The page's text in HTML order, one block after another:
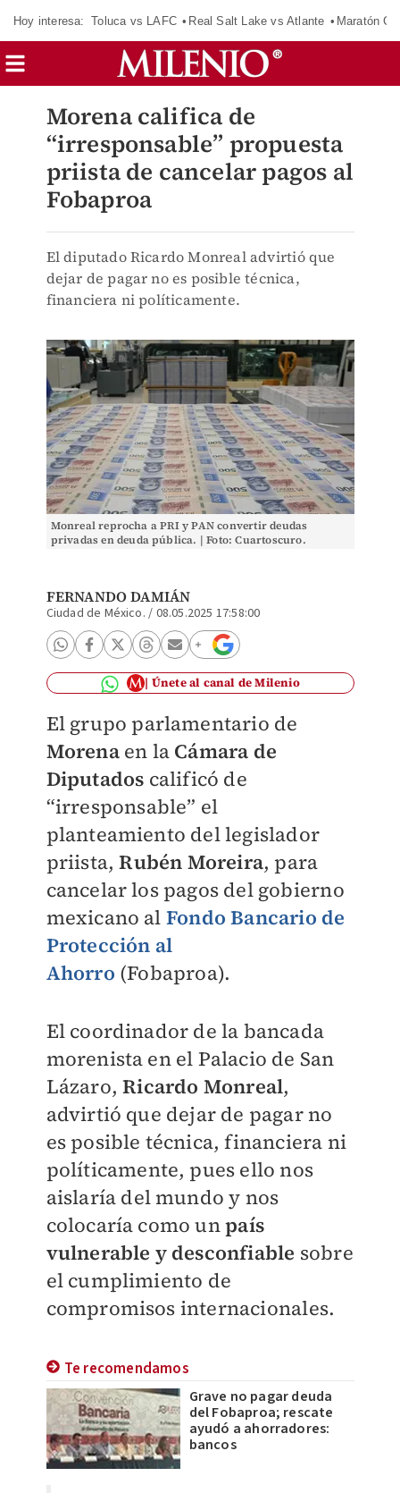
Hoy interesa: Toluca vs LAFC Real Salt Lake vs Atlante Maratón
Morena califica de
“irresponsable” propuesta
priista de cancelar pagos al
Fobaproa
El diputado Ricardo Monreal advirtió que
dejar de pagar no es posible técnica,
financiera ni políticamente.
Monreal reprocha a PRI y PAN convertir deudas
privadas en deuda pública. | Foto: Cuartoscuro.
FERNANDO DAMIÁN
Ciudad de México. / 08.05.2025 17:58:00
Únete al canal de Milenio
El grupo parlamentario de
Morena en la Cámara de
Diputados calificó de
“irresponsable” el
planteamiento del legislador
priista,Rubén Moreira, para
cancelar los pagos del gobierno
mexicano al Fondo Bancario de
Protección al
Ahorro (Fobaproa).
El coordinador de la bancada
morenista en el Palacio de San
Lázaro,Ricardo Monreal,
advirtió que dejar de pagar no
es posible técnica, financiera ni
políticamente, pues ello nos
aislaría del mundo y nos
colocaría como unpaís
vulnerable y desconfiable sobre
el cumplimiento de
compromisos internacionales.
Te recomendamos
Grave no pagar deuda
del Fobaproa; rescate
ayudó a ahorradores:
bancos